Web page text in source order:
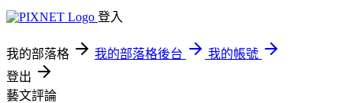
登入
我的部落格 我的部落格後台
我的帳號
登出
藝文評論